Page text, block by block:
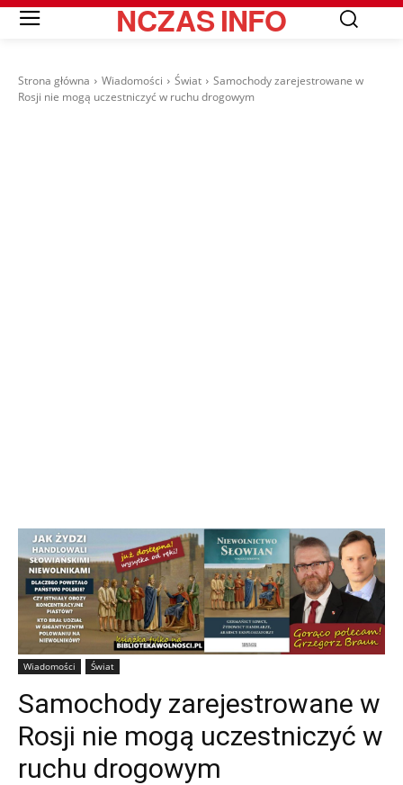
NCZASINFO
Strona główna Wiadomości Świat
Samochody zarejestrowane w
Rosji nie mogą uczestniczyć w ruchu drogowym
Wiadomości Świat
Samochody zarejestrowane w
Rosji nie mogą uczestniczyć w
ruchu drogowym